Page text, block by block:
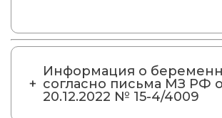
Информация о
согласно письма МЗ РФ
20.12.2022 № 15-4/4009